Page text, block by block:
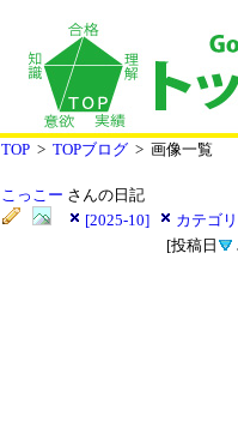
TOP > TOPブログ > 画像一覧
こっこー さんの日記
[2025-10]
カテゴ
[投稿日